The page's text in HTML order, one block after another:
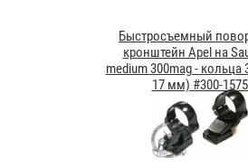
Быстросъемный
кронштейн Apel на
medium 300mag - кольца
17 мм) #300-